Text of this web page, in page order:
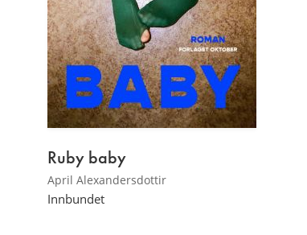
Ruby baby
April Alexandersdottir
Innbundet